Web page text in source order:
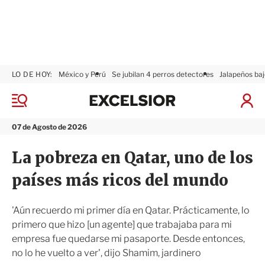
M
n
07 de Agosto de 2026
LO DE HOY: México y Perú Se jubilan 4 perros detectores Jalapeños
I
a
s
i
x
i
r
La pobreza en Qatar, uno de los
países más ricos del mundo
'Aún recuerdo mi primer día en Qatar. Prácticamente, lo
primero que hizo [un agente] que trabajaba para mi
empresa fue quedarse mi pasaporte. Desde entonces,
no lo he vuelto a ver', dijo Shamim, jardinero